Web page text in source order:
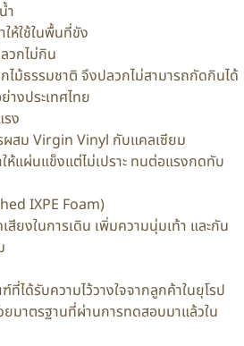
ำ
ห้ใช้ในพื้นที่ขัง
วกไม่กิน
ไม้ธรรมชาติ จึงปลวกไม่สามารถกัดกินได้
างประเทศไทย
ง
ผสม Virgin Vinyl กับแคลเซียม
ห้แผ่นแข็งแต่ไม่เปราะ ทนต่อแรงกดทับ
IXPE Foam)
ยงในการเดิน เพิ่มความนุ่มเท้า และกัน
ด้รับความไว้วางใจจากลูกค้าในยุโรป
มาตรฐานที่ผ่านการทดสอบมาแล้วใน